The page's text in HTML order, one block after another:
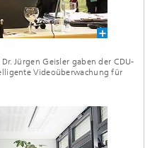
Jürgen Geisler gaben der CDU-
Videoüberwachung für